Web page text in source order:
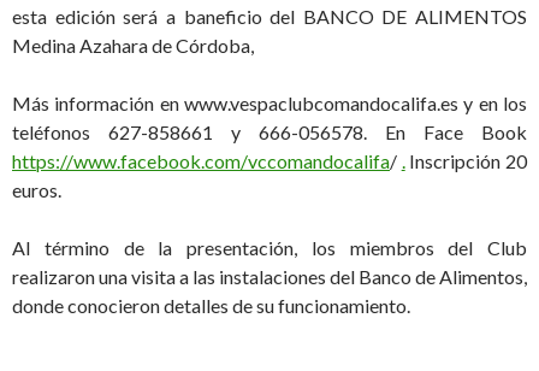
esta edición será a baneficio del BANCO DE ALIMENTOS
Medina Azahara de Córdoba,
Más información en www.vespaclubcomandocalifa.es y en los
teléfonos 627-858661 y 666-056578. En Face Book
https://www.facebook.com/vccomandocalifa/ .Inscripción 20
euros.
Al término de la presentación, los miembros del Club
realizaron una visita a las instalaciones del Banco de Alimentos,
donde conocieron detalles de su funcionamiento.